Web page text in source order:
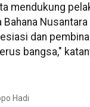
mendukung
Bahana
dan
bangsa,"
Hadi